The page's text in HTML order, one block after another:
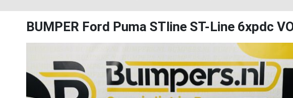
BUMPER Ford Puma STline ST-Line 6xpdc